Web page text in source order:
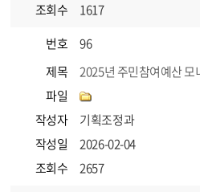
조회수
1617
번호
96
제목
2025년 주민참여예산 모
파일
작성자
기획조정과
작성일
2026-02-04
조회수
2657